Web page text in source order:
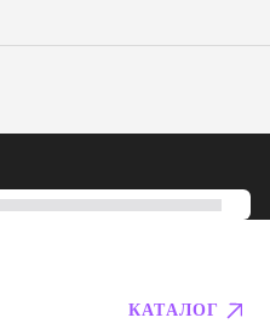
КАТАЛОГ